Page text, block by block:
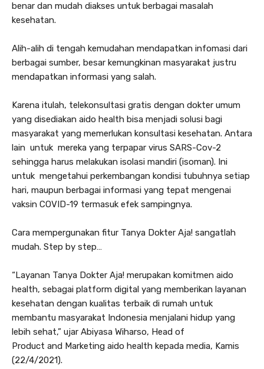
benar dan mudah diakses untuk berbagai masalah
kesehatan.
Alih-alih di tengah kemudahan mendapatkan infomasi dari
berbagai sumber, besar kemungkinan masyarakat justru
mendapatkan informasi yang salah.
Karena itulah, telekonsultasi gratis dengan dokter umum
yang disediakan aido health bisa menjadi solusi bagi
masyarakat yang memerlukan konsultasi kesehatan. Antara
lain untuk mereka yang terpapar virus SARS-Cov-2
sehingga harus melakukan isolasi mandiri (isoman). Ini
untuk mengetahui perkembangan kondisi tubuhnya setiap
hari, maupun berbagai informasi yang tepat mengenai
vaksin COVID-19 termasuk efek sampingnya.
Cara mempergunakan fitur Tanya Dokter Aja! sangatlah
mudah. Step by step…
“Layanan Tanya Dokter Aja! merupakan komitmen aido
health, sebagai platform digital yang memberikan layanan
kesehatan dengan kualitas terbaik di rumah untuk
membantu masyarakat Indonesia menjalani hidup yang
lebih sehat,” ujar Abiyasa Wiharso, Head of
Product and Marketing aido health kepada media, Kamis
(22/4/2021).